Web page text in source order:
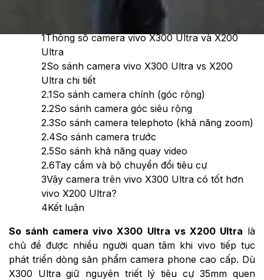
1Thông số camera vivo X300 Ultra và X200
Ultra
2So sánh camera vivo X300 Ultra vs X200
Ultra chi tiết
2.1So sánh camera chính (góc rộng)
2.2So sánh camera góc siêu rộng
2.3So sánh camera telephoto (khả năng zoom)
2.4So sánh camera trước
2.5So sánh khả năng quay video
2.6Tay cầm và bộ chuyển đổi tiêu cự
3Vậy camera trên vivo X300 Ultra có tốt hơn
vivo X200 Ultra?
4Kết luận
So sánh camera vivo X300 Ultra vs X200 Ultra là
chủ đề được nhiều người quan tâm khi vivo tiếp tục
phát triển dòng sản phẩm camera phone cao cấp. Dù
X300 Ultra giữ nguyên triết lý tiêu cự 35mm quen